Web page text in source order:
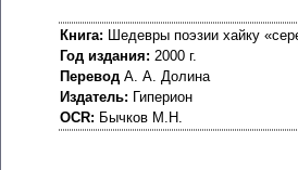
Книга: Шедевры поэзии хайку
Год издания: 2000 г.
Перевод А. А. Долина
Издатель: Гиперион
OCR: Бычков М.Н.